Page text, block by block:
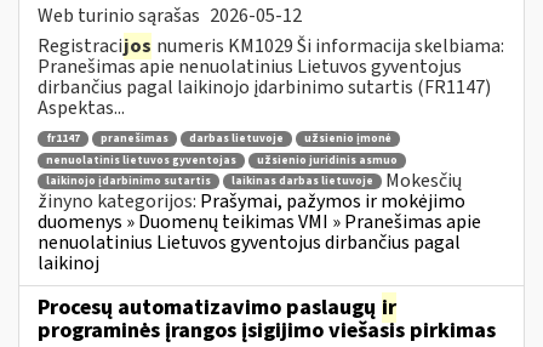
Web turinio sąrašas 2026-05-12
Registracijos numeris KM1029 Ši informacija skelbiama:
Pranešimas apie nenuolatinius Lietuvos gyventojus
dirbančius pagal laikinojo įdarbinimo sutartis (FR1147)
Aspektas...
fr1147 pranešimas darbas lietuvoje
užsienio įmonė
nenuolatinis lietuvos gyventojas
užsienio juridinis asmuo
laikinojo įdarbinimo sutartis
laikinas darbas lietuvoje
Mokesčių
žinyno kategorijos: Prašymai, pažymos ir mokėjimo
duomenys » Duomenų teikimas VMI » Pranešimas apie
nenuolatinius Lietuvos gyventojus dirbančius pagal
laikinoj
Procesų automatizavimo paslaugų ir
programinės įrangos įsigijimo viešasis pirkimas